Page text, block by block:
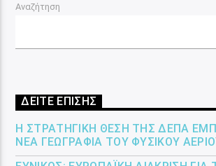
Αναζήτηση
ΔΕΙΤΕ ΕΠΙΣΗΣ
Η ΣΤΡΑΤΗΓΙΚΉ ΘΈΣΗ ΤΗΣ ΔΕΠΑ
ΝΈΑ ΓΕΩΓΡΑΦΊΑ ΤΟΥ ΦΥΣΙΚΟΎ